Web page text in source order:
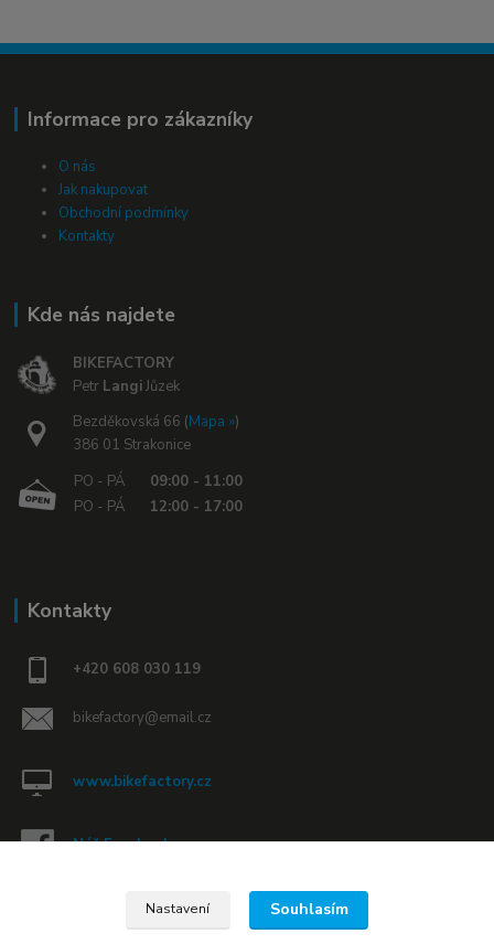
Informace pro zákazníky
O nás
Jak nakupovat
Obchodní podmínky
Kontakty
Kde nás najdete
BIKEFACTORY
Petr LangiJůzek
Bezděkovská 66 (Mapa »)
386 01 Strakonice
PO - PÁ
09:00 - 11:00
PO - PÁ
12:00 - 17:00
Kontakty
+420 608 030 119
bikefactory@email.cz
www.bikefactory.cz
Náš Facebook »
Nastavení Souhlasím